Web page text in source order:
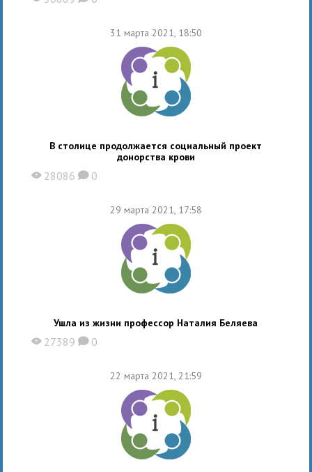
31 марта 2021, 18:50
В столице продолжается социальный проект
донорства крови
X 28086 K 0
29 марта 2021, 17:58
Ушла из жизни профессор Наталия Беляева
X 27389 K 0
22 марта 2021, 21:59